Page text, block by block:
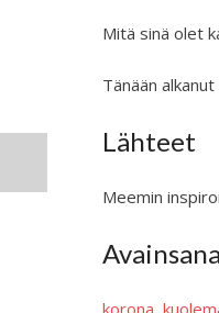
Mitä sinä olet
Tänään
Lähteet
Meemin